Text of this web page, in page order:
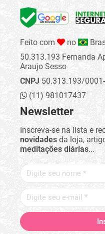
Feito com no
50.313.193 Fernanda
Araujo Sesso
CNPJ 50.313.193/
(11) 981017437
Newsletter
Inscreva-se na lista e
novidades da loja,
meditações diárias...